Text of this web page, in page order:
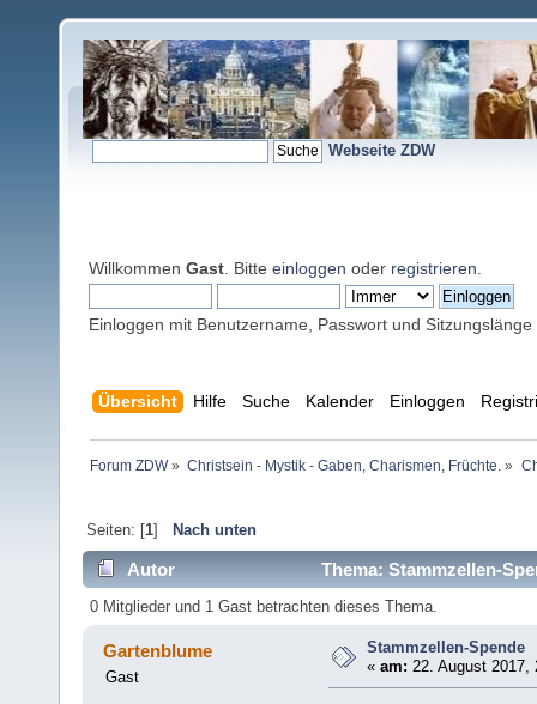
Webseite ZDW
Willkommen Gast . Bitte einloggen oder registrieren
Einloggen mit Benutzername, Passwort und Sitzungslänge
Übersicht Hilfe Suche Kalender Einloggen
Forum ZDW» Christsein - Mystik - Gaben, Charismen, Früchte. »
Seiten: [1] Nach unten
Autor Thema: Stammzellen-
0 Mitglieder und 1 Gast betrachten dieses Thema.
Gartenblume
Gast
Stammzellen-Spende
«am: 22. August 2017,